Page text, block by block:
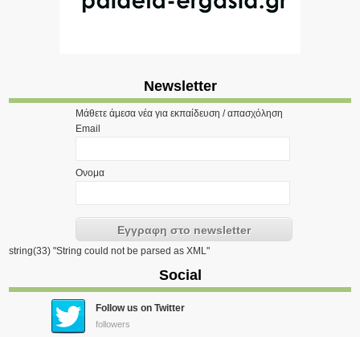
Newsletter
Μάθετε άμεσα νέα για εκπαίδευση / απασχόληση
Email
Ονομα
string(33) "String could not be parsed as XML"
Social
Follow us on Twitter
followers